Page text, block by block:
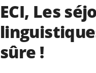
ECI, Les
sûre !